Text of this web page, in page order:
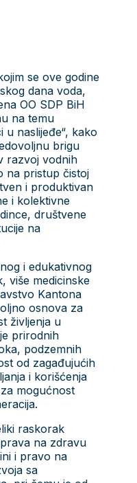
se ove godine
dana voda,
OO SDP BiH
na temu
u naslijeđe“, kako
brigu
razvoj vodnih
na pristup čistoj
i produktivan
i kolektivne
društvene
na
i edukativnog
više medicinske
Kantona
osnova za
življenja u
prirodnih
podzemnih
od zagađujućih
i korišćenja
mogućnost
raskorak
na zdravu
i pravo na
sa